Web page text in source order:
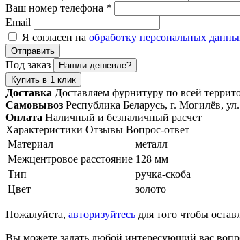
Ваш номер телефона *
Email
Я согласен на обработку персональных
Отправить
Под заказ
Нашли дешевле?
Купить в 1 клик
Доставка Доставляем фурнитуру по всей
Самовывоз Республика Беларусь, г. Могилёв,
Оплата Наличный и безналичный расчет
Характеристики Отзывы Вопрос-ответ
Материал
металл
Межцентровое расстояние 128 мм
Тип
ручка-скоба
Цвет
золото
Пожалуйста, авторизуйтесь для того чтобы
Вы можете задать любой интересующий вас